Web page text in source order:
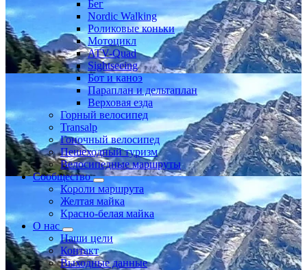
Бег
Nordic Walking
Роликовые коньки
Мотоцикл
ATV-Quad
Sightseeing
Бот и каноэ
Параплан и дельтаплан
Верховая езда
Горный велосипед
Transalp
Гоночный велосипед
Пешеходный туризм
Велосипедные маршруты
Сообщество
Короли маршрута
Желтая майка
Красно-белая майка
О нас
Наши цели
Контакт
Выходные данные